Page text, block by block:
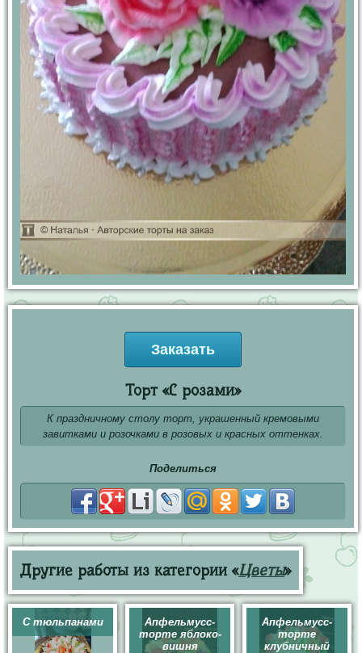
Заказать
Торт «С розами»
К праздничному столу торт, украшенный кремовыми
завитками и розочками в розовых и красных оттенках.
Поделиться
Другие работы из категории «Цветы»
С тюльпанами
Апфельмусс-
торте яблоко-
вишня
Апфельмусс-
торте
клубничный